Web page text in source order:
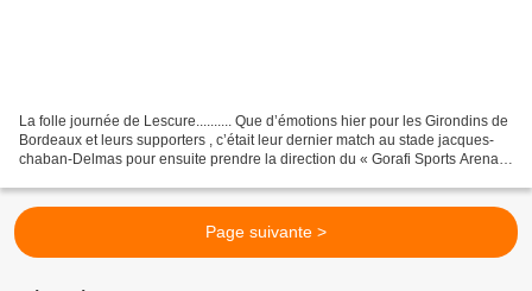
La folle journée de Lescure.......... Que d’émotions hier pour les Girondins de
Bordeaux et leurs supporters , c’était leur dernier match au stade jacques-
chaban-Delmas pour ensuite prendre la direction du « Gorafi Sports Arena »
Page suivante >